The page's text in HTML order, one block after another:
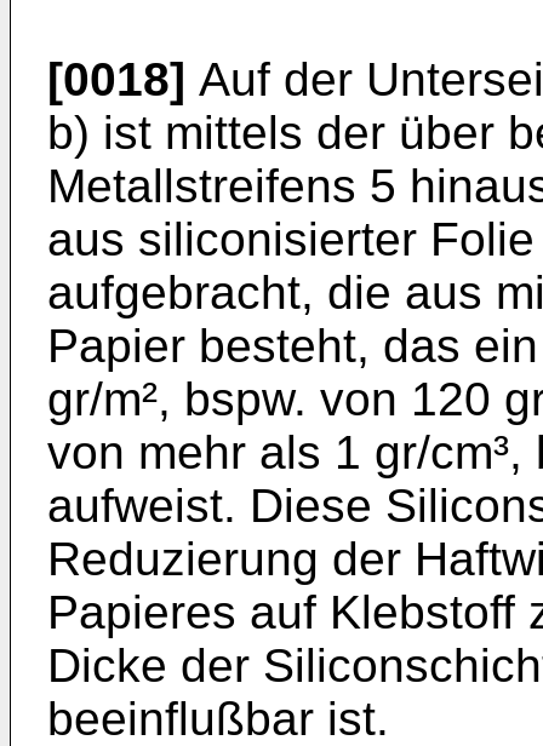
[0018] Auf der
b) ist mittels der über
Metallstreifens 5
aus siliconisierter
aufgebracht, die aus
Papier besteht, das
gr/m², bspw. von 120
von mehr als 1 gr/cm³,
aufweist. Diese
Reduzierung der
Papieres auf Klebstoff
Dicke der
beeinflußbar ist.